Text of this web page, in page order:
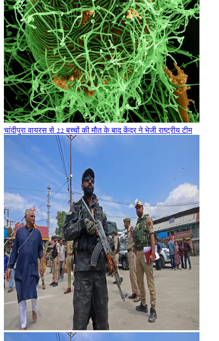
चांदीपुरा वायरस से 22 बच्चों की मौत के बाद केंद्र ने भेजी राष्ट्रीय टीम